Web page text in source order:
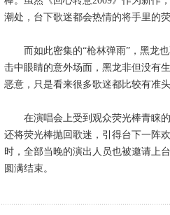
潮处，台下歌迷都会热情的将手里的
而如此密集的“枪林弹雨”，黑龙也
击中眼睛的意外场面，黑龙非但没有
恶意，只是看来很多歌迷都比较有准头
在演唱会上受到观众荧光棒青睐的
还将荧光棒抛回歌迷，引得台下一阵
时，全部当晚的演出人员也被邀请上
圆满结束。